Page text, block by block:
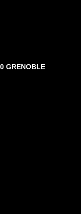
GRENOBLE